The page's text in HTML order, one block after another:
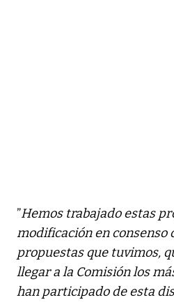
”Hemos trabajado estas
modificación en consenso
propuestas que tuvimos,
llegar a la Comisión los
han participado de esta